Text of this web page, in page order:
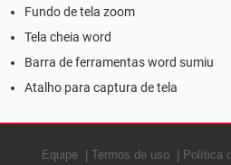
Fundo de tela zoom
Tela cheia word
Barra de ferramentas word sumiu
Atalho para captura de tela
Equipe Termos de uso Política